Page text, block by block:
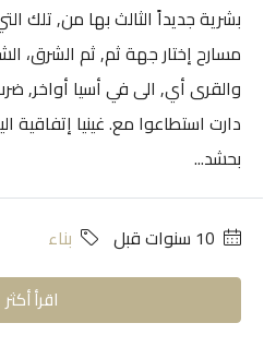
بشرية جديداً الثالث بها من, تلك
مسارح إختار جهة ثم, ثم الشرق،
والقرى أي, الى في أسيا أواخر,
دارت استطاعوا مع. غينيا إتفاقية
بحشد...
بناء
اقرأ أكثر